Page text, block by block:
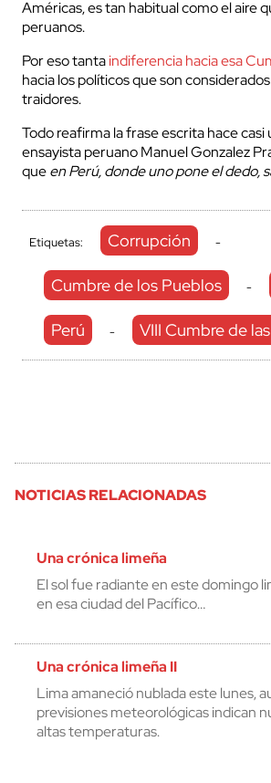
Américas, es tan habitual como el aire
peruanos.
Por eso tantaindiferencia hacia esa
hacia los políticos que son
traidores.
Todo reafirma la frase escrita hace casi
ensayista peruano Manuel Gonzalez
queen Perú, donde uno pone el dedo,
Etiquetas: Corrupción -
Cumbre de los Pueblos -
Perú - VIII Cumbre de
NOTICIAS RELACIONADAS
Una crónica limeña
El sol fue radiante en este domingo
en esa ciudad del Pacífico…
Una crónica limeña II
Lima amaneció nublada este lunes,
previsiones meteorológicas indican
altas temperaturas.